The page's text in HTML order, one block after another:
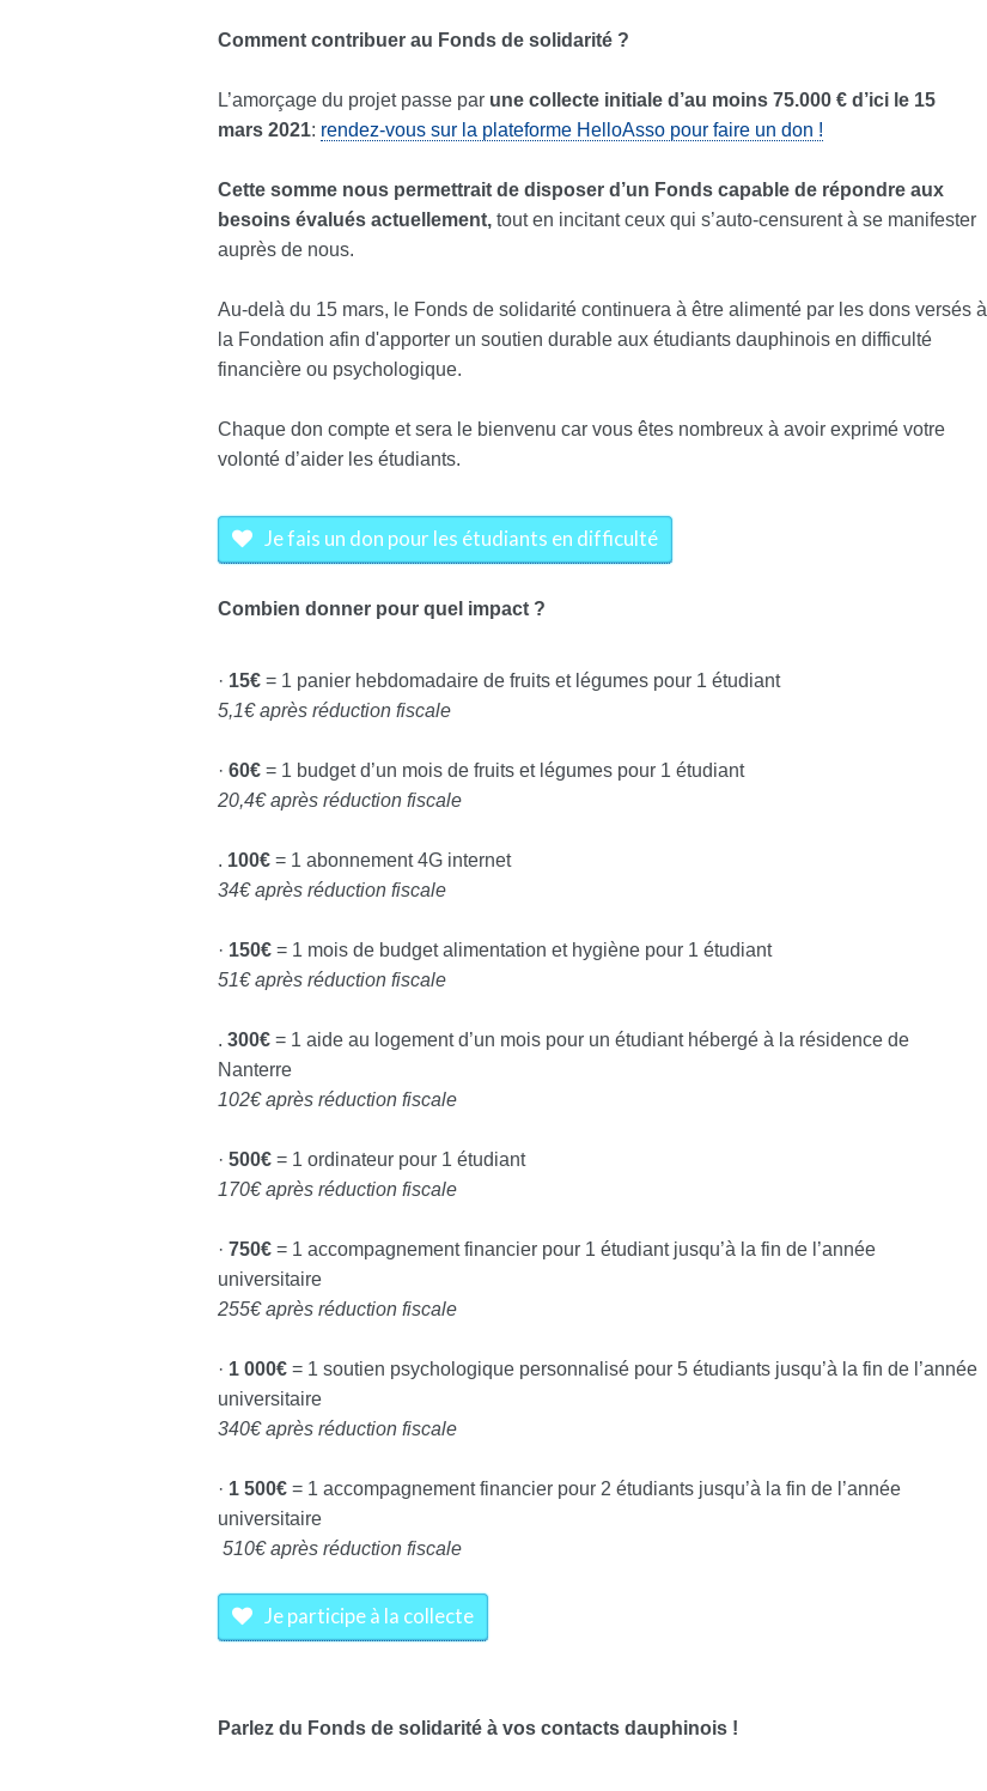
Comment contribuer au Fonds de solidarité ?
L’amorçage du projet passe par une collecte initiale d’au moins 75.000 € d’ici le 15
mars 2021: rendez-vous sur la plateforme HelloAsso pour faire un don !
Cette somme nous permettrait de disposer d’un Fonds capable de répondre aux
besoins évalués actuellement, tout en incitant ceux qui s’auto-censurent à se manifester
auprès de nous.
Au-delà du 15 mars, le Fonds de solidarité continuera à être alimenté par les dons versés à
la Fondation afin d'apporter un soutien durable aux étudiants dauphinois en difficulté
financière ou psychologique.
Chaque don compte et sera le bienvenu car vous êtes nombreux à avoir exprimé votre
volonté d’aider les étudiants.
Je fais un don pour les étudiants en difficulté
Combien donner pour quel impact ?
· 15€ = 1 panier hebdomadaire de fruits et légumes pour 1 étudiant
5,1€ après réduction fiscale
· 60€ = 1 budget d’un mois de fruits et légumes pour 1 étudiant
20,4€ après réduction fiscale
. 100€ = 1 abonnement 4G internet
34€ après réduction fiscale
· 150€ = 1 mois de budget alimentation et hygiène pour 1 étudiant
51€ après réduction fiscale
. 300€ = 1 aide au logement d’un mois pour un étudiant hébergé à la résidence de
Nanterre
102€ après réduction fiscale
· 500€ = 1 ordinateur pour 1 étudiant
170€ après réduction fiscale
· 750€ = 1 accompagnement financier pour 1 étudiant jusqu’à la fin de l’année
universitaire
255€ après réduction fiscale
· 1 000€ = 1 soutien psychologique personnalisé pour 5 étudiants jusqu’à la fin de l’année
universitaire
340€ après réduction fiscale
· 1 500€ = 1 accompagnement financier pour 2 étudiants jusqu’à la fin de l’année
universitaire
510€ après réduction fiscale
Je participe à la collecte
Parlez du Fonds de solidarité à vos contacts dauphinois !